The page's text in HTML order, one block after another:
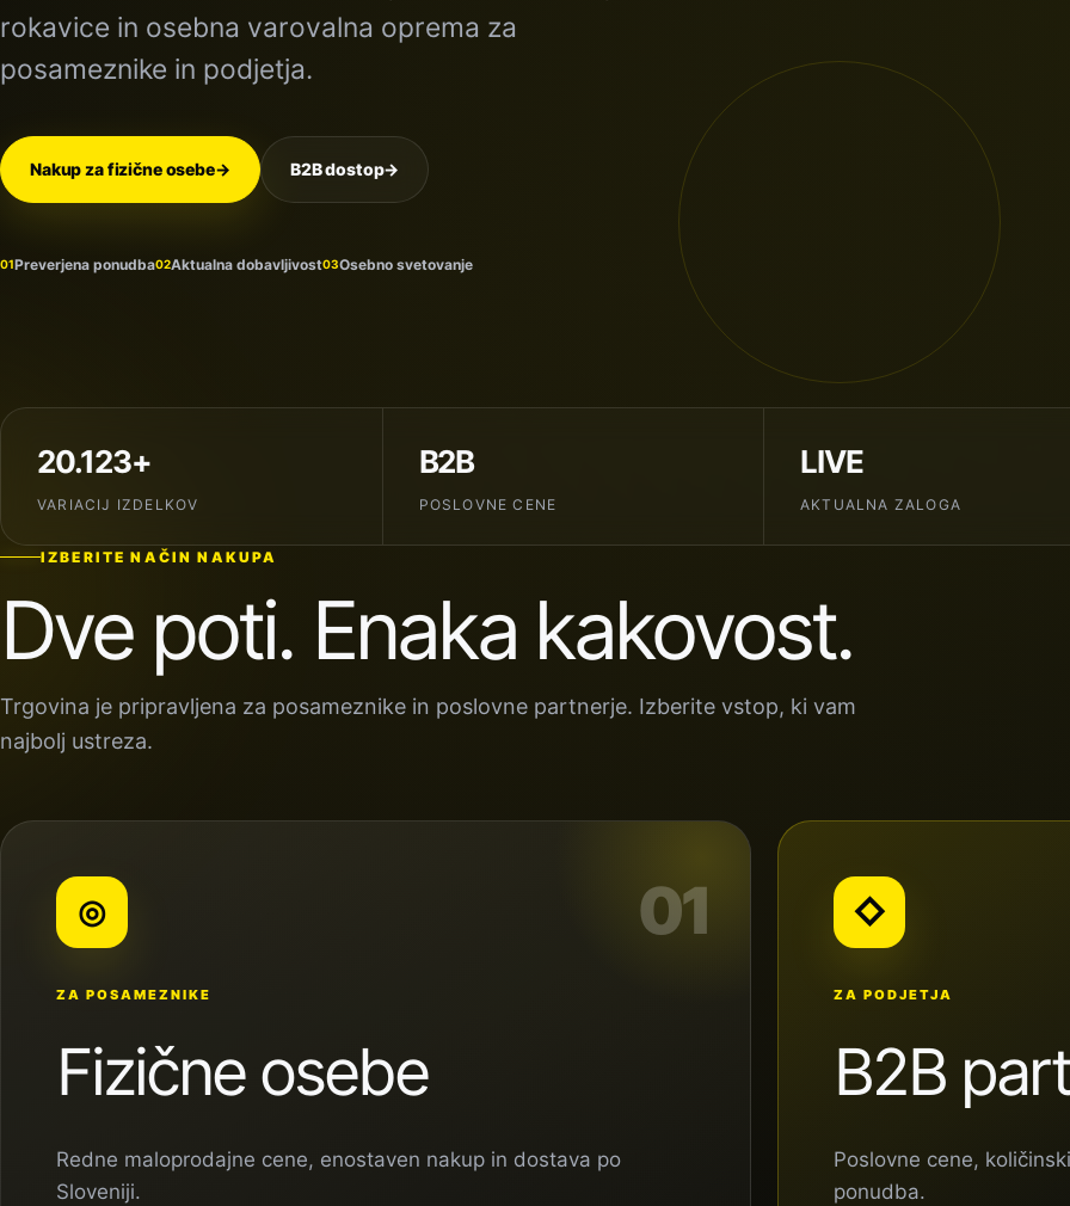
rokavice in osebna varovalna oprema za
posameznike in podjetja.
Nakup za fizične osebe→ B2B dostop→
01Preverjena ponudba02Aktualna dobavljivost03Osebno svetovanje
20.123+
VARIACIJ IZDELKOV
B2B
POSLOVNE CENE
LIVE
AKTUALNA ZALOGA
IZBERITE NAČIN NAKUPA
Dve poti. Enaka kakovost.
Trgovina je pripravljena za posameznike in poslovne partnerje. Izberite vstop, ki vam
najbolj ustreza.
01
◎
ZA POSAMEZNIKE
Fizične osebe
Redne maloprodajne cene, enostaven nakup in dostava po
Sloveniji.
◇
ZA PODJETJA
B2B
Poslovne cene,
ponudba.